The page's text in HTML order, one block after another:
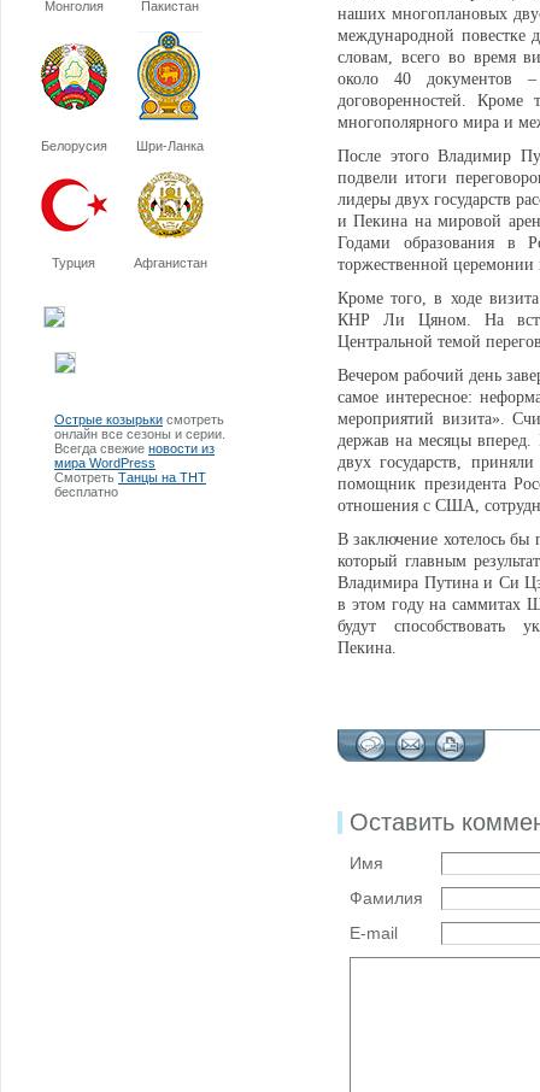
Монголия Пакистан
Белорусия Шри-Ланка
Турция Афганистан
Острые козырьки смотреть
онлайн все сезоны и серии.
Всегда свежие новости из
мира WordPress
Смотреть Танцы на ТНТ
бесплатно
наших многоплановых
международной повестке
словам, всего во время
около 40 документов
договоренностей. Кроме
многополярного мира и
После этого Владимир
подвели итоги
лидеры двух государств
и Пекина на мировой
Годами образования в
торжественной
Кроме того, в ходе
КНР Ли Цяном. На
Центральной темой
Вечером рабочий день
самое интересное:
мероприятий визита».
держав на месяцы
двух государств,
помощник президента
отношения с США,
В заключение хотелось бы
который главным
Владимира Путина и Си
в этом году на
будут
Пекина.
Оставить
Имя
Фамилия
E-mail